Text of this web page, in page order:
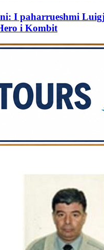
I paharrueshmi Luigj
i Kombit